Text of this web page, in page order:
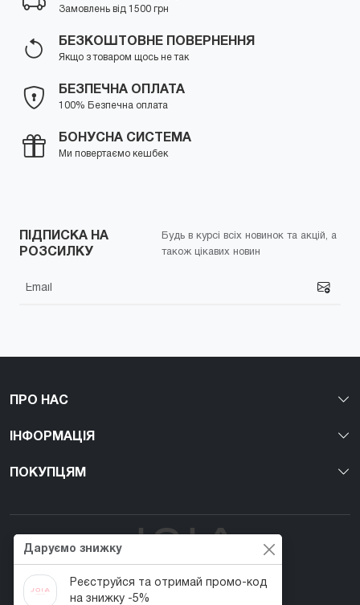
Замовлень від 1500 грн
БЕЗКОШТОВНЕ ПОВЕРНЕННЯ
Якщо з товаром щось не так
БЕЗПЕЧНА ОПЛАТА
100% Безпечна оплата
БОНУСНА СИСТЕМА
Ми повертаємо кешбек
ПІДПИСКА НА
РОЗСИЛКУ
Будь в курсі всіх новинок та акцій, а
також цікавих новин
ПРО НАС
ІНФОРМАЦІЯ
ПОКУПЦЯМ
Перший веган nail-бренд в Україні!
Даруємо знижку
Реєструйся та отримай промо-код
на знижку -5%